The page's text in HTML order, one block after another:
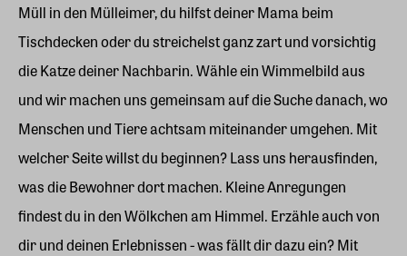
Müll in den Mülleimer, du hilfst deiner Mama beim
Tischdecken oder du streichelst ganz zart und vorsichtig
die Katze deiner Nachbarin. Wähle ein Wimmelbild aus
und wir machen uns gemeinsam auf die Suche danach, wo
Menschen und Tiere achtsam miteinander umgehen. Mit
welcher Seite willst du beginnen? Lass uns herausfinden,
was die Bewohner dort machen. Kleine Anregungen
findest du in den Wölkchen am Himmel. Erzähle auch von
dir und deinen Erlebnissen - was fällt dir dazu ein? Mit